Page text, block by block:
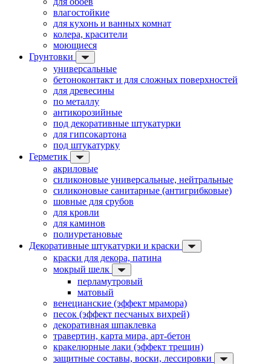
влагостойкие
для кухонь и ванных комнат
колера, красители
моющиеся
Грунтовки
универсальные
бетоноконтакт и для сложных поверхностей
для древесины
по металлу
антикорозийные
под декоративные штукатурки
для гипсокартона
под штукатурку
Герметик
акриловые
силиконовые универсальные, нейтральные
силиконовые санитарные (антигрибковые)
шовные для срубов
для кровли
для каминов
полиуретановые
Декоративные штукатурки и краски
краски для декора, патина
мокрый шелк
перламутровый
матовый
венецианские (эффект мрамора)
песок (эффект песчаных вихрей)
декоративная шпаклевка
травертин, карта мира, арт-бетон
кракелюрные лаки (эффект трещин)
защитные составы, воски, лессировки